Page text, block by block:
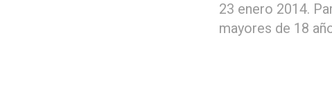
23 enero 2014.
mayores de 18